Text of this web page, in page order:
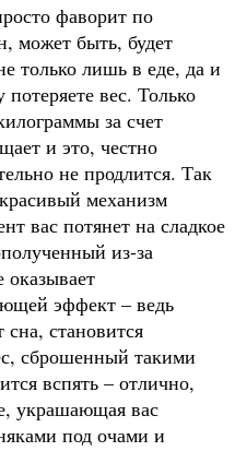
фаворит по
может быть, будет
только лишь в еде, да и
вес. Только
за счет
и это, честно
не продлится. Так
механизм
вас потянет на сладкое
из-за
эффект – ведь
сна, становится
сброшенный такими
вспять – отлично,
украшающая вас
под очами и